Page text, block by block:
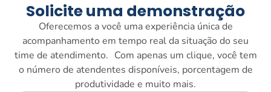
Solicite uma demonstração
Oferecemos a você uma experiência única de
acompanhamento em tempo real da situação do seu
time de atendimento. Com apenas um clique, você tem
o número de atendentes disponíveis, porcentagem de
produtividade e muito mais.